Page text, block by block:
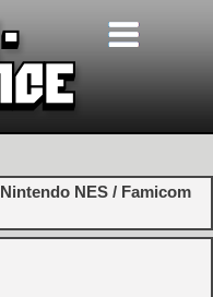
Nintendo NES / Famicom